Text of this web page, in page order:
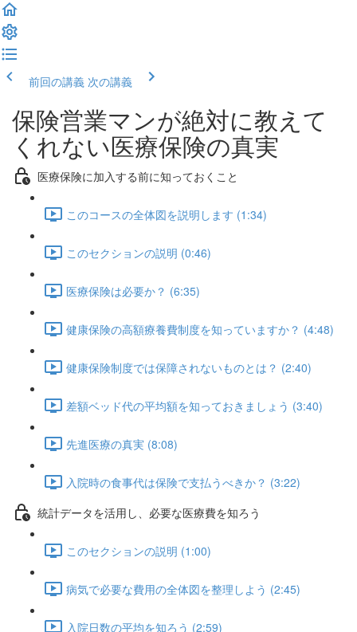
前回の講義 次の講義
保険営業マンが絶対に教えて
くれない医療保険の真実
医療保険に加入する前に知っておくこと
このコースの全体図を説明します (1:34)
このセクションの説明 (0:46)
医療保険は必要か？ (6:35)
健康保険の高額療養費制度を知っていますか？ (4:48)
健康保険制度では保障されないものとは？ (2:40)
差額ベッド代の平均額を知っておきましょう (3:40)
先進医療の真実 (8:08)
入院時の食事代は保険で支払うべきか？ (3:22)
統計データを活用し、必要な医療費を知ろう
このセクションの説明 (1:00)
病気で必要な費用の全体図を整理しよう (2:45)
入院日数の平均を知ろう (2:59)